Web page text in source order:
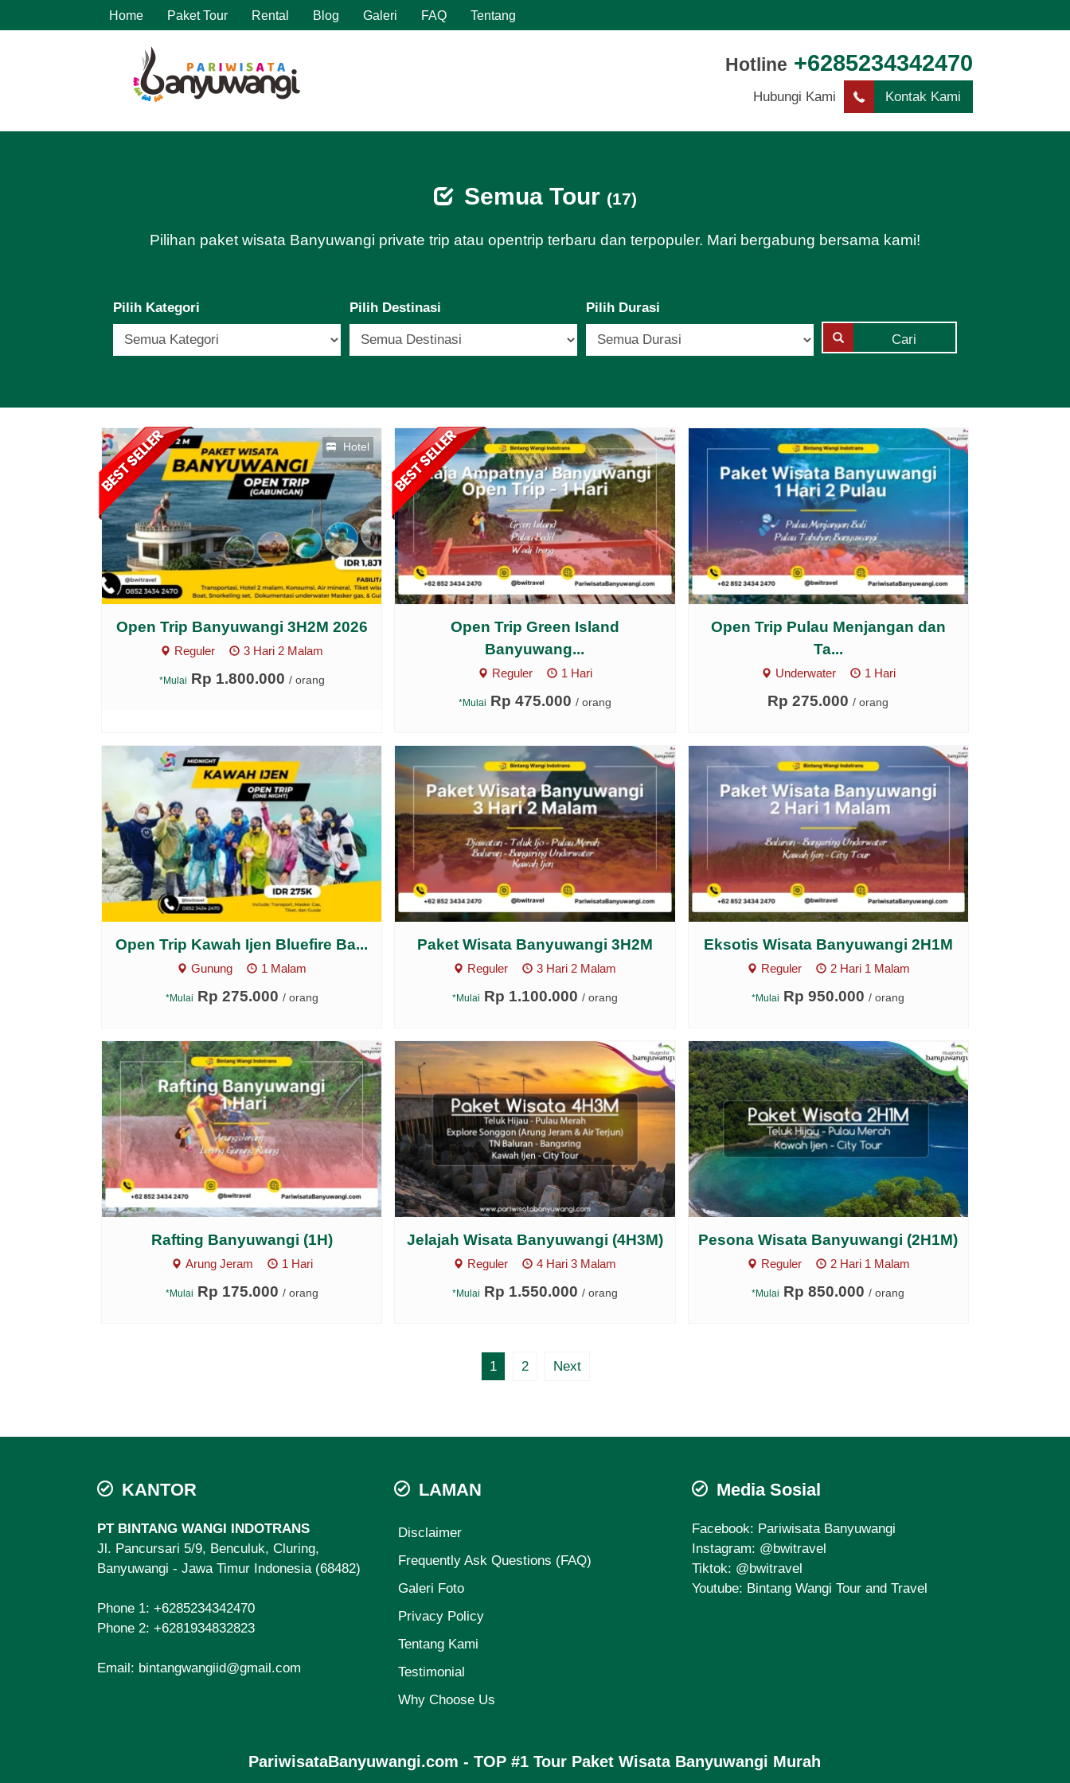
Home Paket Tour Rental Blog Galeri FAQ Tentang
Hotline +6285234342470
Hubungi Kami Kontak Kami
Semua Tour (17)
Pilihan paket wisata Banyuwangi private trip atau opentrip terbaru dan terpopuler. Mari bergabung bersama kami!
Pilih Kategori Pilih Destinasi Pilih Durasi
Cari
Open Trip Banyuwangi 3H2M 2026
Reguler 3 Hari 2 Malam
*Mulai Rp 1.800.000 / orang
Hotel
Open Trip Green Island
Banyuwang...
Reguler 1 Hari
*Mulai Rp 475.000 / orang
Open Trip Pulau Menjangan dan
Ta...
Underwater 1 Hari
Rp 275.000 / orang
Open Trip Kawah Ijen Bluefire Ba...
Gunung 1 Malam
*Mulai Rp 275.000 / orang
Paket Wisata Banyuwangi 3H2M
Reguler 3 Hari 2 Malam
*Mulai Rp 1.100.000 / orang
Eksotis Wisata Banyuwangi 2H1M
Reguler 2 Hari 1 Malam
*Mulai Rp 950.000 / orang
Rafting Banyuwangi (1H)
Arung Jeram 1 Hari
*Mulai Rp 175.000 / orang
Jelajah Wisata Banyuwangi (4H3M)
Reguler 4 Hari 3 Malam
*Mulai Rp 1.550.000 / orang
Pesona Wisata Banyuwangi (2H1M)
Reguler 2 Hari 1 Malam
*Mulai Rp 850.000 / orang
1 2 Next
KANTOR
PT BINTANG WANGI INDOTRANS
Jl. Pancursari 5/9, Benculuk, Cluring,
Banyuwangi - Jawa Timur Indonesia (68482)
Phone 1: +6285234342470
Phone 2: +6281934832823
Email: bintangwangiid@gmail.com
LAMAN
Disclaimer
Frequently Ask Questions (FAQ)
Galeri Foto
Privacy Policy
Tentang Kami
Testimonial
Why Choose Us
Media Sosial
Facebook: Pariwisata Banyuwangi
Instagram: @bwitravel
Tiktok: @bwitravel
Youtube: Bintang Wangi Tour and Travel
PariwisataBanyuwangi.com - TOP #1 Tour Paket Wisata Banyuwangi Murah